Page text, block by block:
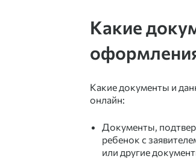
Какие
Какие документы и
онлайн:
Документы,
ребенок с
или другие